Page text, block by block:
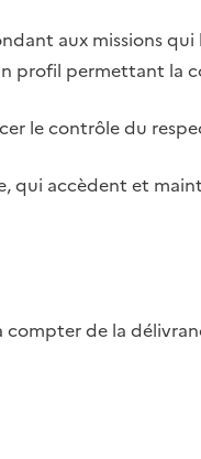
aux missions
profil permettant la
le contrôle du
qui accèdent et
compter de la